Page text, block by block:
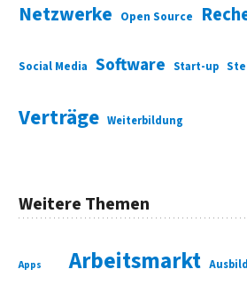
Netzwerke Open Source
Social Media Software Start-up
Verträge Weiterbildung
Weitere Themen
Apps Arbeitsmarkt